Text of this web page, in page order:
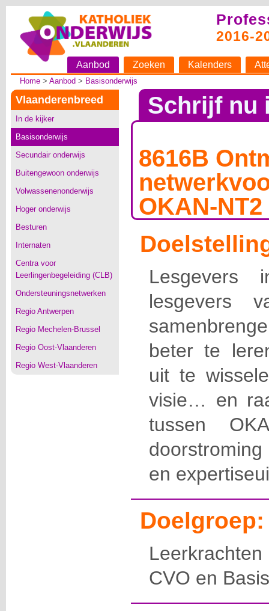
2016-
Aanbod Zoeken Kalenders
Home> Aanbod > Basisonderwijs
Vlaanderenbreed
In de kijker
Basisonderwijs
Secundair onderwijs
Buitengewoon onderwijs
Volwassenenonderwijs
Hoger onderwijs
Besturen
Internaten
Centra voor
Leerlingenbegeleiding (CLB)
Ondersteuningsnetwerken
Regio Antwerpen
Regio Mechelen-Brussel
Regio Oost-Vlaanderen
Regio West-Vlaanderen
Schrijf nu
8616B
OKAN-NT2
lesgevers
beter te
uit te
visie… en
tussen
en
Doelgroep:
CVO en